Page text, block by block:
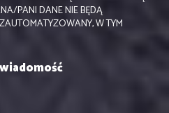
PANI DANE NIE BĘDĄ
W TYM